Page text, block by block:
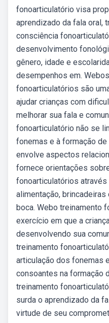
fonoarticulatório visa
aprendizado da fala oral,
consciência
desenvolvimento
gênero, idade e
desempenhos em.
fonoarticulatórios são
ajudar crianças com
melhorar sua fala e
fonoarticulatório não se
fonemas e à formação
envolve aspectos
fornece orientações
fonoarticulatórios
alimentação,
boca. Webo treinamento
exercício em que a
desenvolvendo sua
treinamento
articulação dos fonemas
consoantes na formação
treinamento
surda o aprendizado da
virtude de seu